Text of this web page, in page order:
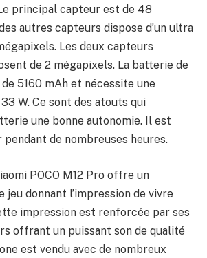
principal capteur est de 48
autres capteurs dispose d’un ultra
Les deux capteurs
de 2 mégapixels. La batterie de
5160 mAh et nécessite une
W. Ce sont des atouts qui
une bonne autonomie. Il est
pendant de nombreuses heures.
POCO M12 Pro offre un
jeu donnant l’impression de vivre
impression est renforcée par ses
offrant un puissant son de qualité
est vendu avec de nombreux